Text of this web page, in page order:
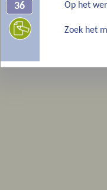
36 Op het
Zoek het